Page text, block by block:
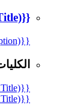
{{mmc.getCurrentTranslation(item.Title)}}
{{mmc.getCurrentTranslation(item.Description)}}
{{mmc.getCurrentTranslation(item.Title)}}
{{mmc.getCurrentTranslation(item.Title)}}